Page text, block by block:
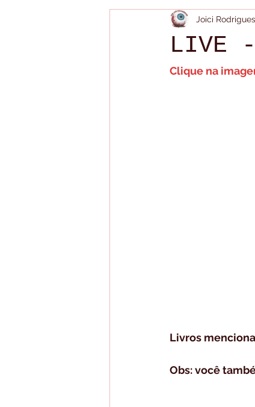
Book Haul Clube da
Live para membros Lives
LIVE -
Joici
Clique na
Livros
Obs: você